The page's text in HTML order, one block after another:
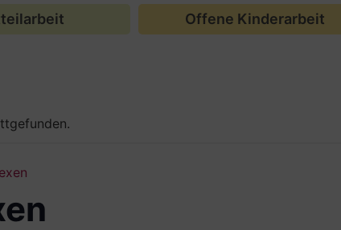
Offene Kinderarbeit